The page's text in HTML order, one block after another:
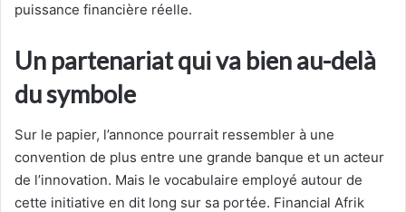
puissance financière réelle.
Un partenariat qui va bien au-delà
du symbole
Sur le papier, l’annonce pourrait ressembler à une
convention de plus entre une grande banque et un acteur
de l’innovation. Mais le vocabulaire employé autour de
cette initiative en dit long sur sa portée. Financial Afrik